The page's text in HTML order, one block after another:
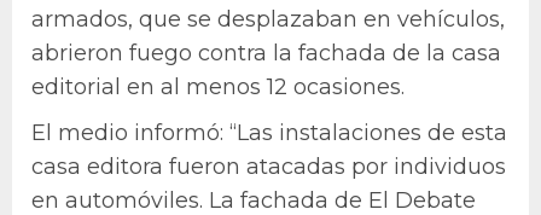
armados, que se desplazaban en vehículos,
abrieron fuego contra la fachada de la casa
editorial en al menos 12 ocasiones.
El medio informó: “Las instalaciones de esta
casa editora fueron atacadas por individuos
en automóviles. La fachada de El Debate